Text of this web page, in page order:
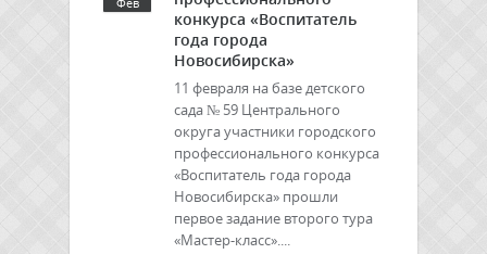
Фев
конкурса «Воспитатель
года города
Новосибирска»
11 февраля на базе детского
сада № 59 Центрального
округа участники городского
профессионального конкурса
«Воспитатель года города
Новосибирска» прошли
первое задание второго тура
«Мастер-класс»....